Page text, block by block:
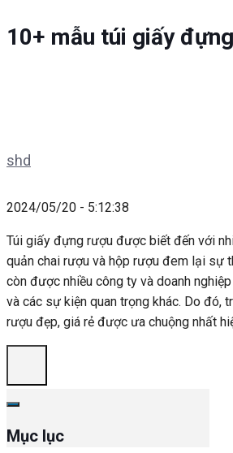
10+ mẫu túi giấy
shd
2024/05/20 - 5:12:38
Túi giấy đựng rượu được biết đến với
quản chai rượu và hộp rượu đem lại sự
còn được nhiều công ty và doanh
và các sự kiện quan trọng khác. Do đó,
rượu đẹp, giá rẻ được ưa chuộng nhất
Mục lục